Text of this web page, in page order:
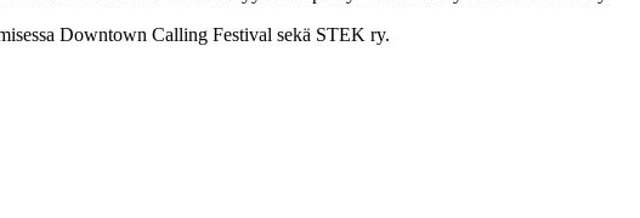
Downtown Calling Festival sekä STEK ry.